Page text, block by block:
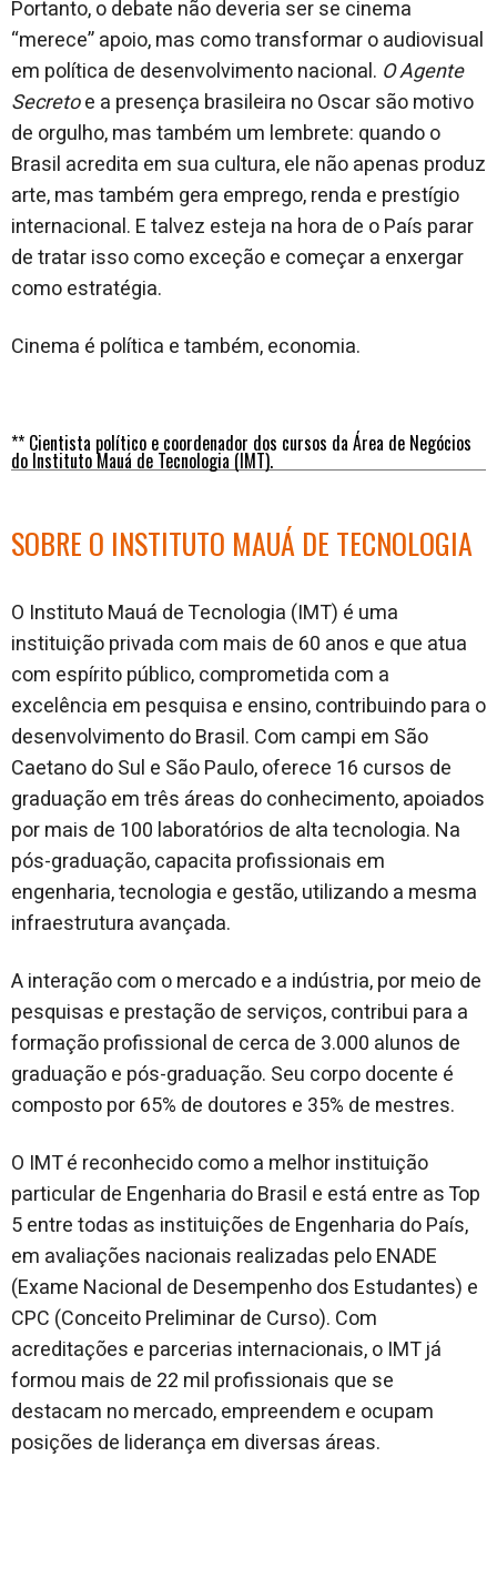
Portanto, o debate não deveria ser se cinema
“merece” apoio, mas como transformar o audiovisual
em política de desenvolvimento nacional. O Agente
Secretoe a presença brasileira no Oscar são motivo
de orgulho, mas também um lembrete: quando o
Brasil acredita em sua cultura, ele não apenas produz
arte, mas também gera emprego, renda e prestígio
internacional. E talvez esteja na hora de o País parar
de tratar isso como exceção e começar a enxergar
como estratégia.
Cinema é política e também, economia.
** Cientista político e coordenador dos cursos da Área de Negócios
do Instituto Mauá de Tecnologia (IMT).
SOBRE O INSTITUTO MAUÁ DE TECNOLOGIA
O Instituto Mauá de Tecnologia (IMT) é uma
instituição privada com mais de 60 anos e que atua
com espírito público, comprometida com a
excelência em pesquisa e ensino, contribuindo para o
desenvolvimento do Brasil. Com campi em São
Caetano do Sul e São Paulo, oferece 16 cursos de
graduação em três áreas do conhecimento, apoiados
por mais de 100 laboratórios de alta tecnologia. Na
pós-graduação, capacita profissionais em
engenharia, tecnologia e gestão, utilizando a mesma
infraestrutura avançada.
A interação com o mercado e a indústria, por meio de
pesquisas e prestação de serviços, contribui para a
formação profissional de cerca de 3.000 alunos de
graduação e pós-graduação. Seu corpo docente é
composto por 65% de doutores e 35% de mestres.
O IMT é reconhecido como a melhor instituição
particular de Engenharia do Brasil e está entre as Top
5 entre todas as instituições de Engenharia do País,
em avaliações nacionais realizadas pelo ENADE
(Exame Nacional de Desempenho dos Estudantes) e
CPC (Conceito Preliminar de Curso). Com
acreditações e parcerias internacionais, o IMT já
formou mais de 22 mil profissionais que se
destacam no mercado, empreendem e ocupam
posições de liderança em diversas áreas.